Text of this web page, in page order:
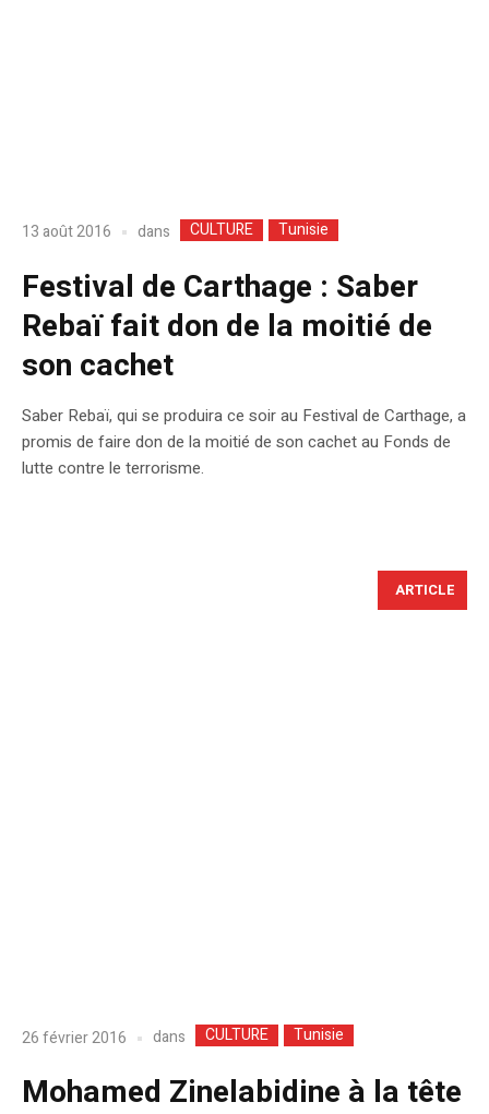
13 août 2016 dans CULTURE Tunisie
Festival de Carthage : Saber
Rebaï fait don de la moitié de
son cachet
Saber Rebaï, qui se produira ce soir au Festival de Carthage, a
promis de faire don de la moitié de son cachet au Fonds de
lutte contre le terrorisme.
ARTICLE
26 février 2016 dans CULTURE Tunisie
Mohamed Zinelabidine à la tête